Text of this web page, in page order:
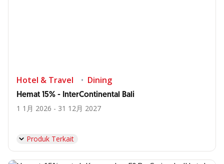
Hotel & Travel Dining
Hemat 15% - InterContinental Bali
1 1月 2026 - 31 12月 2027
Produk Terkait